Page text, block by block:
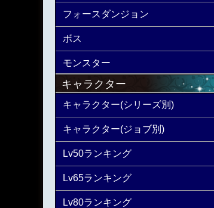
フォースダンジョン
ボス
モンスター
キャラクター
キャラクター(シリーズ別)
キャラクター(ジョブ別)
Lv50ランキング
Lv65ランキング
Lv80ランキング